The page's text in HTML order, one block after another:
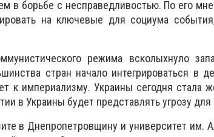
в борьбе с несправедливостью. По его
на ключевые для социума
режима всколыхнуло
стран начало интегрироваться в
к империализму. Украины сегодня стала
в Украины будет представлять угрозу
в Днепропетровщину и университет им.